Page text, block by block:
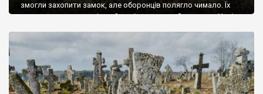
змогли захопити замок, але оборонців полягло чимало. Їх
поховали на цвинтарі, який тоді називався Замковим. Нині на
ньому чимало хрестів 19 століття, є такі, де епітафії стер […]